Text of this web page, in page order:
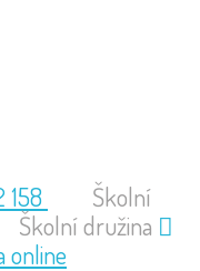
158
Školní
Školní družina
online